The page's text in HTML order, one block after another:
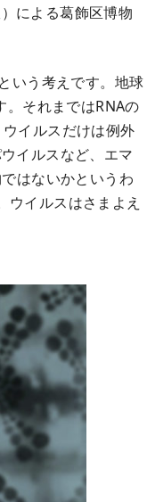
による葛飾区博物
いう考えです。地球
それまではRNAの
イルスだけは例外
イルスなど、エマ
はないかというわ
イルスはさまよえ